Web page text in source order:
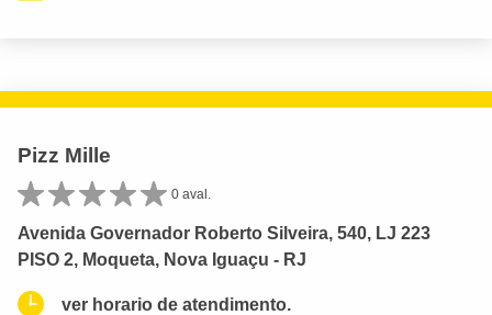
Pizz Mille
0 aval.
Avenida Governador Roberto Silveira, 540, LJ 223
PISO 2, Moqueta, Nova Iguaçu - RJ
ver horario de atendimento.